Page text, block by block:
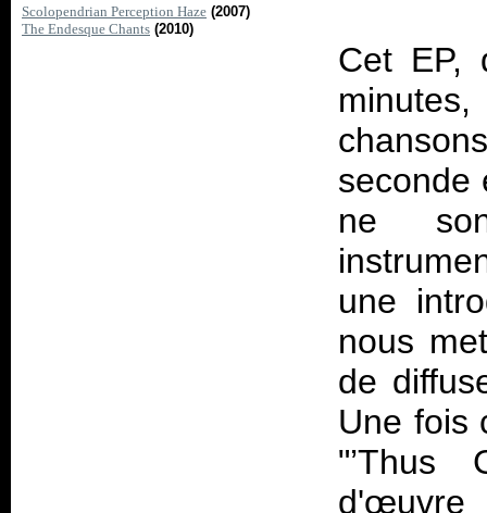
Scolopendrian Perception Haze (2007)
The Endesque Chants (2010)
Cet EP,
seconde
ne
une
nous
de
Une fois
"’Thus
d'œuvre